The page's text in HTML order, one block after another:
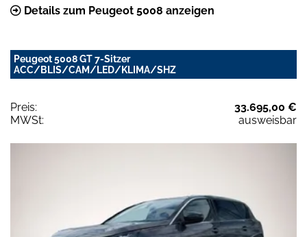
Details zum Peugeot 5008 anzeigen
Peugeot 5008 GT 7-Sitzer
ACC/BLIS/CAM/LED/KLIMA/SHZ
Preis:
33.695,00 €
MWSt:
ausweisbar